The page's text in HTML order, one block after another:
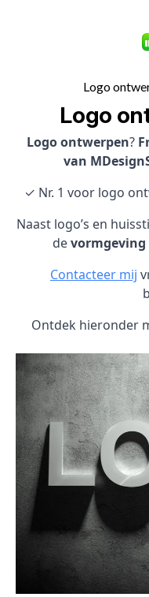
Logo
Logo
Logo ontwerpen?
van
✓ Nr. 1 voor logo
Naast logo’s en
devormgeving
Contacteer mij
Ontdek hieronder